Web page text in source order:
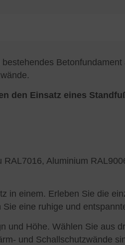
den Einsatz eines
Aluminium
in einem. Erleben Sie die
eine ruhige und
und Höhe. Wählen Sie aus
und Schallschutzwände